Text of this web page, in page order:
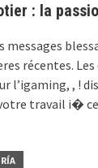
: la
récentes.
l’igaming, , !
travail i�